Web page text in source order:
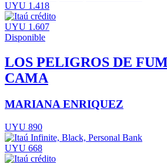
UYU 1.418
UYU 1.607
Disponible
LOS PELIGROS DE
CAMA
MARIANA ENRIQUEZ
UYU 890
UYU 668